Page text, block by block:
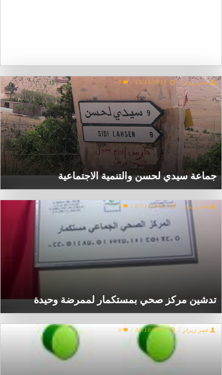
جماعة سيدي لحسن والتنمية الاجتماعية
عمر زيرار /
15/11/2013
/
0
تدشين مركز صحي بمستكمار لممرضة وحيدة
عمر زيرار /
07/11/2013
/
2
عمر زيرار /
30/10/2013
/
0